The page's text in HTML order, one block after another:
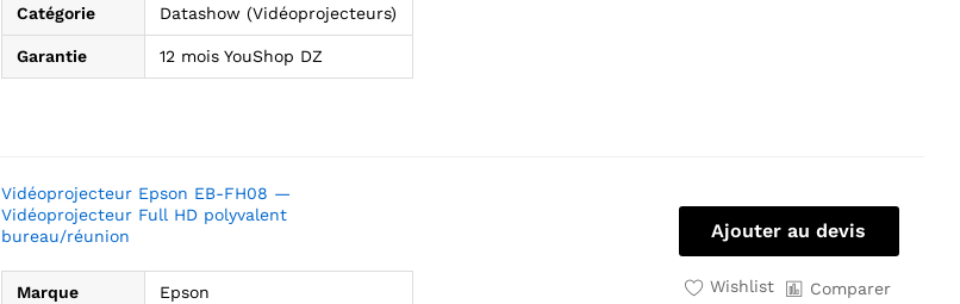
Catégorie Datashow (Vidéoprojecteurs)
Garantie 12 mois YouShop DZ
Vidéoprojecteur Epson EB-FH08 —
Vidéoprojecteur Full HD polyvalent
bureau/réunion
Marque Epson
Ajouter au devis
Wishlist Comparer